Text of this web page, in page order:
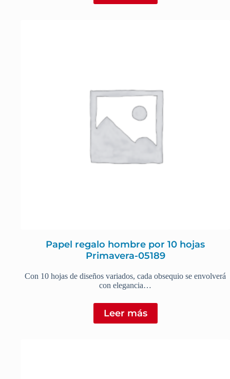
Papel regalo hombre por 10 hojas
Primavera-05189
Con 10 hojas de diseños variados, cada obsequio se envolverá
con elegancia…
Leer más